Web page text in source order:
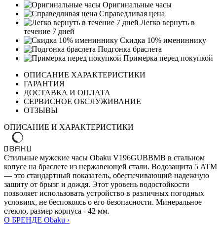
Оригинальные часы
Справедливая цена
Легко вернуть в
течение 7 дней
Скидка 10% имениннику
Подгонка браслета
Примерка перед покупкой
ОПИСАНИЕ ХАРАКТЕРИСТИКИ
ГАРАНТИЯ
ДОСТАВКА И ОПЛАТА
СЕРВИСНОЕ ОБСЛУЖИВАНИЕ
ОТЗЫВЫ
ОПИСАНИЕ И ХАРАКТЕРИСТИКИ
Стильные мужские часы Obaku V196GUBBMB в стальном
копусе на браслете из нержавеющей стали. Водозащита 5 ATM
— это стандартный показатель, обеспечивающий надежную
защиту от брызг и дождя. Этот уровень водостойкости
позволяет использовать устройство в различных погодных
условиях, не беспокоясь о его безопасности. Минеральное
стекло, размер корпуса - 42 мм.
О БРЕНДЕ Obaku ›